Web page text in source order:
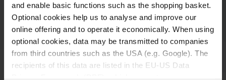
and enable basic functions such as the shopping basket.
Optional cookies help us to analyse and improve our
online offering and to operate it economically. When using
optional cookies, data may be transmitted to companies
from third countries such as the USA (e.g. Google). The
recipients of this data are listed in the EU-US Data